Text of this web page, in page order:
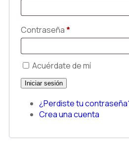
Contraseña *
Acuérdate de mí
¿Perdiste tu
Crea una cuenta